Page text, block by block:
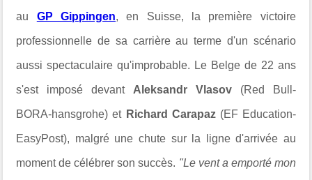
au GP Gippingen, en Suisse, la première victoire
professionnelle de sa carrière au terme d'un scénario
aussi spectaculaire qu'improbable. Le Belge de 22 ans
s'est imposé devant Aleksandr Vlasov(Red Bull-
BORA-hansgrohe) et Richard Carapaz(EF Education-
EasyPost), malgré une chute sur la ligne d'arrivée au
moment de célébrer son succès. "Le vent a emporté mon